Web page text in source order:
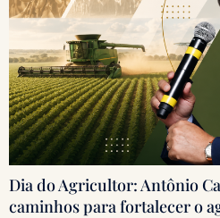
Dia do Agricultor: Antônio
caminhos para fortalecer o